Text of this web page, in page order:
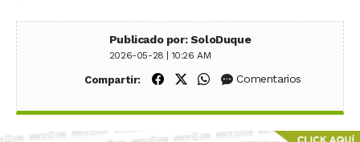
Publicado por: SoloDuque
2026-05-28 | 10:26 AM
Compartir: Compartir en Facebook
Compartir en X (Twitter)
Compartir en WhatsApp
Comentarios